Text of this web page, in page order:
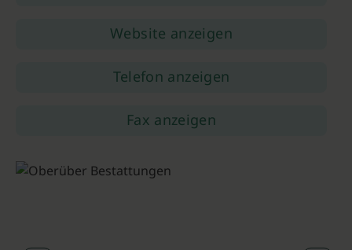
Website anzeigen
Telefon anzeigen
Fax anzeigen